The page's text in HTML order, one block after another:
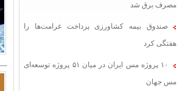
مصرف برق شد
صندوق بیمه کشاورزی پرداخت غرامت‌ها را
هفتگی کرد
۱۰ پروژه مس ایران در میان ۵۱ پروژه توسعه‌ای
مس جهان